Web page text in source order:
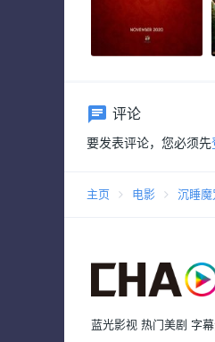
评论
要发表评论，您必须先
主页 电影 沉睡魔
蓝光影视 热门美剧 字